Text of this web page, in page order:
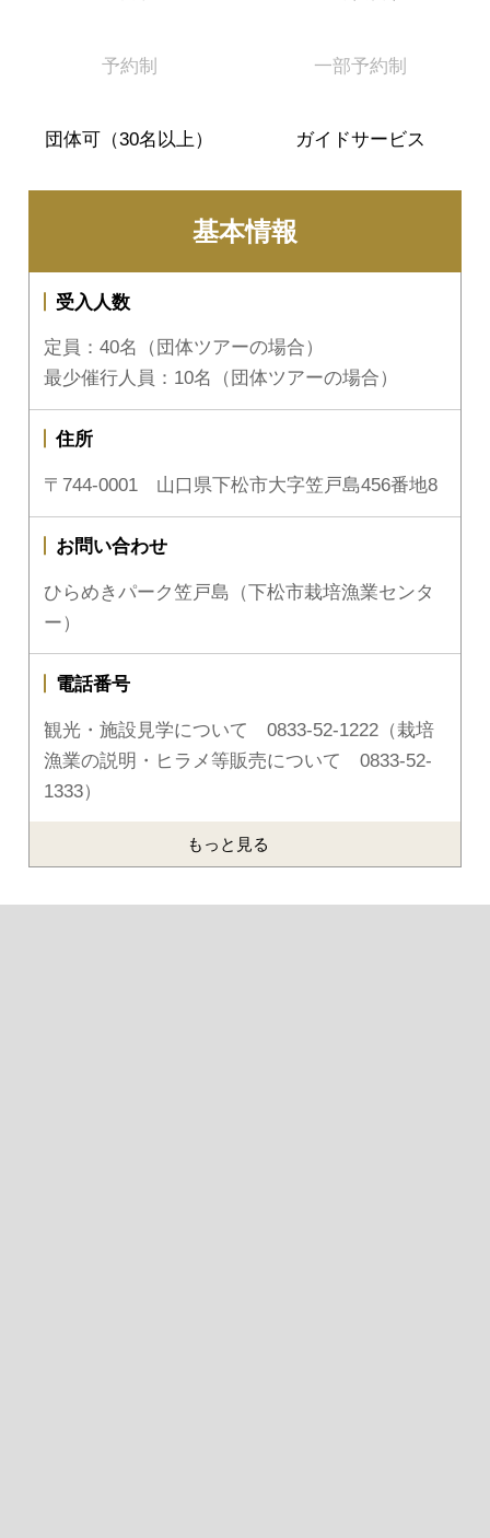
予約制 一部予約制
団体可（30名以上） ガイドサービス
基本情報
受入人数
定員：40名（団体ツアーの場合）
最少催行人員：10名（団体ツアーの場合）
住所
〒744-0001 山口県下松市大字笠戸島456番地8
お問い合わせ
ひらめきパーク笠戸島（下松市栽培漁業センタ
ー）
電話番号
観光・施設見学について 0833-52-1222（栽培
漁業の説明・ヒラメ等販売について 0833-52-
1333）
もっと見る